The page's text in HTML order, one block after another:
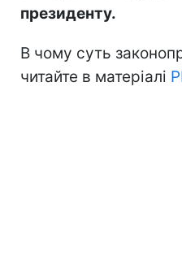
президенту.
В чому суть
читайте в матеріалі